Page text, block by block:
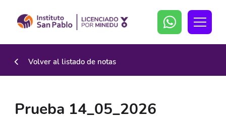
Volver al listado de notas
Prueba 14_05_2026